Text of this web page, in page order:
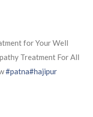
for Your Well
Treatment For All
#patna#hajipur